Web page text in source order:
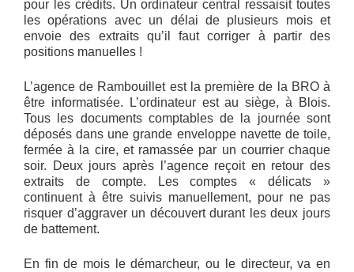
pour les crédits. Un ordinateur central ressaisit toutes
les opérations avec un délai de plusieurs mois et
envoie des extraits qu’il faut corriger à partir des
positions manuelles !
L’agence de Rambouillet est la première de la BRO à
être informatisée. L’ordinateur est au siège, à Blois.
Tous les documents comptables de la journée sont
déposés dans une grande enveloppe navette de toile,
fermée à la cire, et ramassée par un courrier chaque
soir. Deux jours après l’agence reçoit en retour des
extraits de compte. Les comptes « délicats »
continuent à être suivis manuellement, pour ne pas
risquer d’aggraver un découvert durant les deux jours
de battement.
En fin de mois le démarcheur, ou le directeur, va en